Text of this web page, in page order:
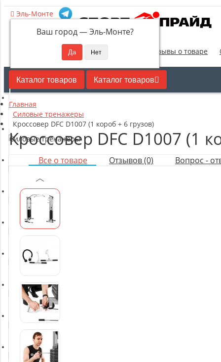
Эль-Монте
Ваш город —Эль-Монте?
Отзывы о товаре
Каталог товаров Каталог товаров
Кардиотренажеры
Силовые тренажеры
Оборудование для настольного тенниса
Батуты
Баскетбольное оборудование
Массажное оборудование
Игротека
Детское оборудование
Главная
Силовые тренажеры
Кроссовер DFC D1007 (1 короб + 6 грузов)
Кроссовер DFC D1007 (1
Все о товаре Отзывов (0) Вопрос -